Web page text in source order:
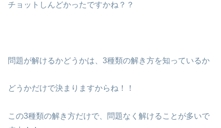
チョットしんどかったですかね？？
問題が解けるかどうかは、3種類の解き方を知っているか
どうかだけで決まりますからね！！
この3種類の解き方だけで、問題なく解けることが多いで